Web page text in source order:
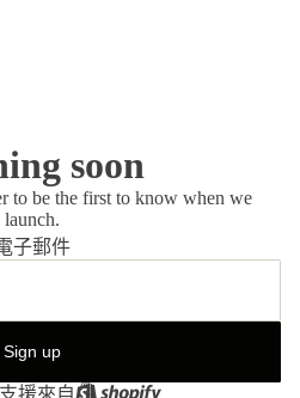
soon
to be the first to know when we
launch.
子郵件
Sign up
援來自